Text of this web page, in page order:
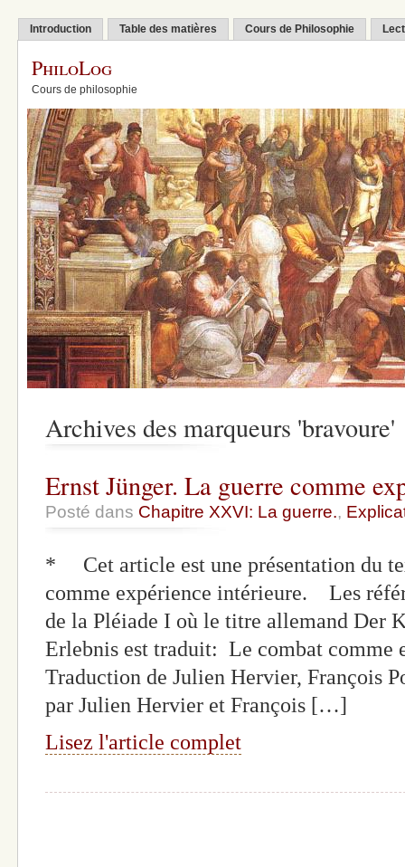
Introduction Table des matières Cours de Philosophie
PhiloLog
Cours de philosophie
Archives des marqueurs 'bravoure'
Ernst Jünger. La guerre comme
Posté dans Chapitre XXVI: La guerre.,
* Cet article est une présentation du
comme expérience intérieure. Les
de la Pléiade I où le titre allemand Der
Erlebnis est traduit: Le combat comme
Traduction de Julien Hervier, François
par Julien Hervier et François […]
Lisez l'article complet